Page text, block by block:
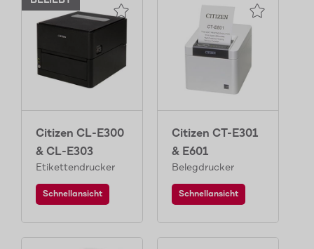
Citizen CL-E300
& CL-E303
Etikettendrucker
Schnellansicht
Citizen CT-E301
& E601
Belegdrucker
Schnellansicht